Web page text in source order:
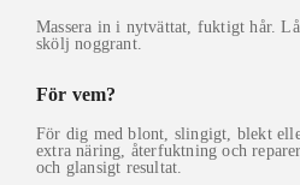
Massera in i nytvättat, fuktigt hår.
skölj noggrant.
För vem?
För dig med blont, slingigt, blekt
extra näring, återfuktning och
och glansigt resultat.